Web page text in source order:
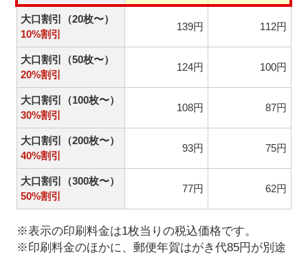
大口割引（20枚〜）
10%割引
139円 112円
大口割引（50枚〜）
20%割引
124円 100円
大口割引（100枚〜）
30%割引
108円 87円
大口割引（200枚〜）
40%割引
93円 75円
大口割引（300枚〜）
50%割引
77円 62円
※表示の印刷料金は1枚当りの税込価格です。
※印刷料金のほかに、郵便年賀はがき代85円が別途